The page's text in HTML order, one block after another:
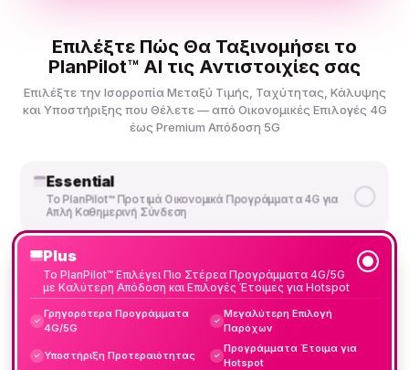
Επιλέξτε Πώς Θα Ταξινομήσει το
PlanPilot™ AI τις Αντιστοιχίες σας
Επιλέξτε την Ισορροπία Μεταξύ Τιμής, Ταχύτητας, Κάλυψης
και Υποστήριξης που Θέλετε — από Οικονομικές Επιλογές 4G
έως Premium Απόδοση 5G
Essential
Το PlanPilot™ Προτιμά Οικονομικά Προγράμματα 4G για
Απλή Καθημερινή Σύνδεση
Plus
Το PlanPilot™ Επιλέγει Πιο Στέρεα Προγράμματα 4G/5G
με Καλύτερη Απόδοση και Επιλογές Έτοιμες για Hotspot
✓
Γρηγορότερα Προγράμματα
4G/5G
✓
Μεγαλύτερη Επιλογή
Παρόχων
✓ Υποστήριξη Προτεραιότητας ✓
Προγράμματα Έτοιμα για
Hotspot